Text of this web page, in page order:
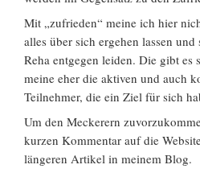
Mit „zufrieden“ meine ich hier
alles über sich ergehen lassen
Reha entgegen leiden. Die gibt es
meine eher die aktiven und auch
Teilnehmer, die ein Ziel für sich
Um den Meckerern
kurzen Kommentar auf die
längeren Artikel in meinem Blog.